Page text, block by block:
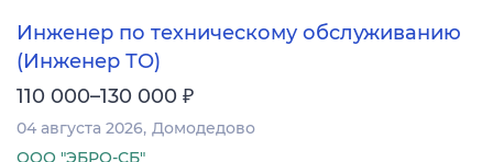
Инженер по техническому обслуживанию
(Инженер ТО)
110 000–130 000 ₽
04 августа 2026 Домодедово
ООО "ЭБРО-СБ"